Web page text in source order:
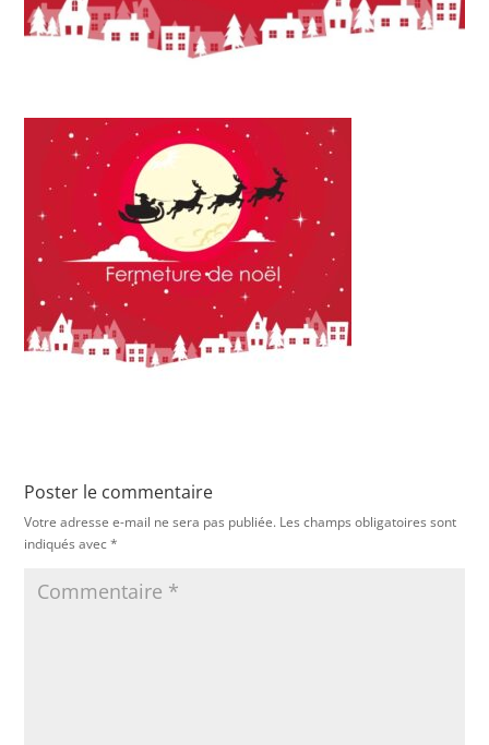
Poster le commentaire
Votre adresse e-mail ne sera pas publiée. Les champs obligatoires sont
indiqués avec*